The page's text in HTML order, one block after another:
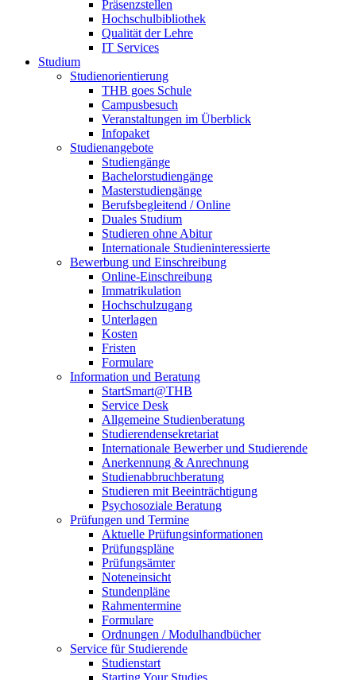
Präsenzstellen
Hochschulbibliothek
Qualität der Lehre
IT Services
Studium
Studienorientierung
THB goes Schule
Campusbesuch
Veranstaltungen im Überblick
Infopaket
Studienangebote
Studiengänge
Bachelorstudiengänge
Masterstudiengänge
Berufsbegleitend / Online
Duales Studium
Studieren ohne Abitur
Internationale Studieninteressierte
Bewerbung und Einschreibung
Online-Einschreibung
Immatrikulation
Hochschulzugang
Unterlagen
Kosten
Fristen
Formulare
Information und Beratung
StartSmart@THB
Service Desk
Allgemeine Studienberatung
Studierendensekretariat
Internationale Bewerber und Studierende
Anerkennung & Anrechnung
Studienabbruchberatung
Studieren mit Beeinträchtigung
Psychosoziale Beratung
Prüfungen und Termine
Aktuelle Prüfungsinformationen
Prüfungspläne
Prüfungsämter
Noteneinsicht
Stundenpläne
Rahmentermine
Formulare
Ordnungen / Modulhandbücher
Service für Studierende
Studienstart
Starting Your Studies